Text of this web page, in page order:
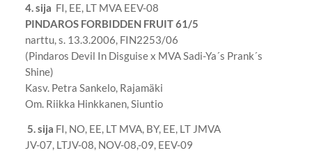
4. sija FI, EE, LT MVA EEV-08
PINDAROS FORBIDDEN FRUIT 61/5
narttu, s. 13.3.2006, FIN2253/06
(Pindaros Devil In Disguise x MVA Sadi-Ya´s Prank´s
Shine)
Kasv. Petra Sankelo, Rajamäki
Om. Riikka Hinkkanen, Siuntio
5. sija FI, NO, EE, LT MVA, BY, EE, LT JMVA
JV-07, LTJV-08, NOV-08,-09, EEV-09